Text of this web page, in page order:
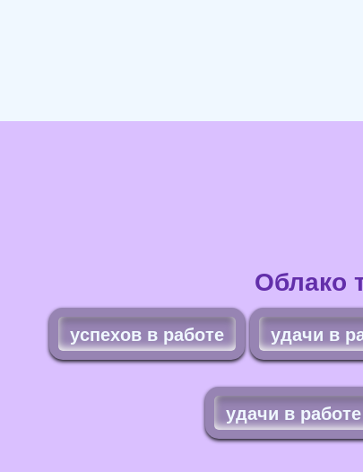
Облако
успехов в работе удачи в
удачи в работе